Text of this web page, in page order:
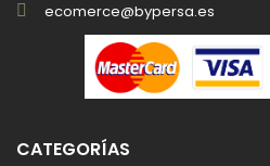
ecomerce@bypersa.es
CATEGORÍAS